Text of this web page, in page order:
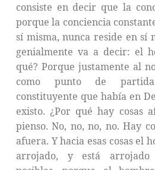
consiste en decir que la
porque la conciencia
sí misma, nunca reside en sí
genialmente va a decir: el
qué? Porque justamente al
como punto de
constituyente que había en
existo. ¿Por qué hay cosas
pienso. No, no, no, no. Hay
afuera. Y hacia esas cosas el
arrojado, y está